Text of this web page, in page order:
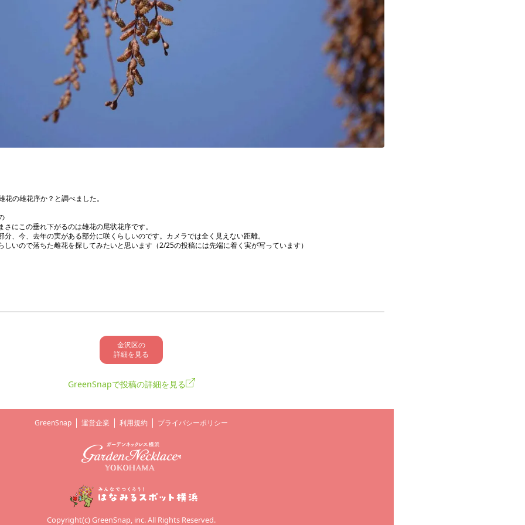
の雄花序か？と調べました。
にこの垂れ下がるのは雄花の尾状花序です。
、今、去年の実がある部分に咲くらしいのです。カメラでは全く見えない距離。
いので落ちた雌花を探してみたいと思います（2/25の投稿には先端に着く実が写っています）
金沢区の
詳細を見る
GreenSnapで投稿の詳細を見る
GreenSnap 運営企業 利用規約 プライバシーポリシー
Copyright(c) GreenSnap, inc. All Rights Reserved.